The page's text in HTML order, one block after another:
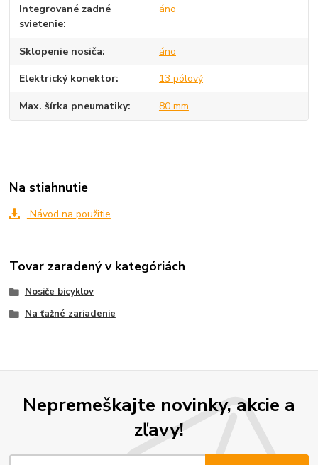
Integrované zadné
svietenie
áno
Sklopenie nosiča áno
Elektrický konektor 13 pólový
Max. šírka pneumatiky 80 mm
Na stiahnutie
Návod na použitie
Tovar zaradený v kategóriách
Nosiče bicyklov
Na ťažné zariadenie
Nepremeškajte novinky, akcie a
zľavy!